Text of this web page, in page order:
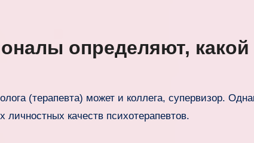
определяют, какой
(терапевта) может и коллега, супервизор.
личностных качеств психотерапевтов.